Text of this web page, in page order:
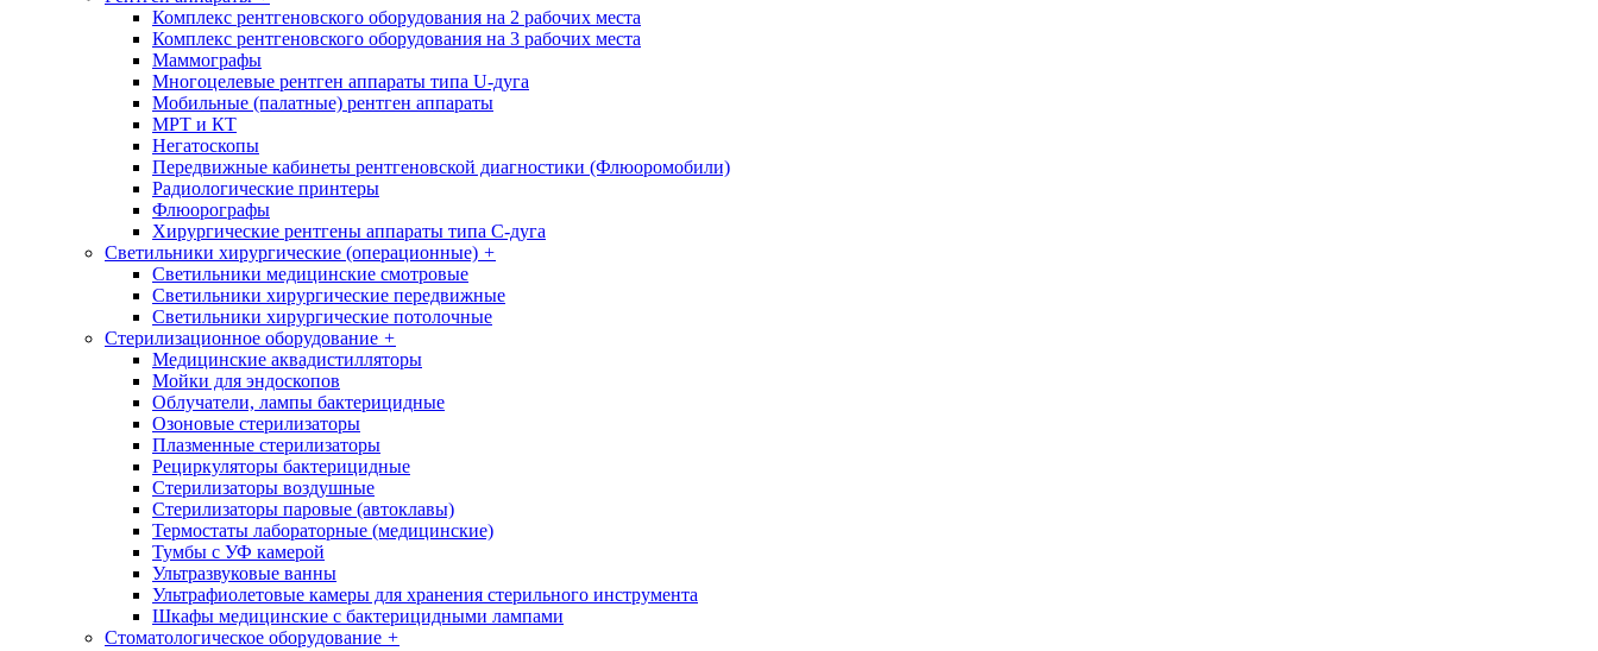
Комплекс рентгеновского оборудования на 2 рабочих места
Комплекс рентгеновского оборудования на 3 рабочих места
Маммографы
Многоцелевые рентген аппараты типа U-дуга
Мобильные (палатные) рентген аппараты
МРТ и КТ
Негатоскопы
Передвижные кабинеты рентгеновской диагностики (Флюоромобили)
Радиологические принтеры
Флюорографы
Хирургические рентгены аппараты типа С-дуга
Светильники хирургические (операционные) +
Светильники медицинские смотровые
Светильники хирургические передвижные
Светильники хирургические потолочные
Стерилизационное оборудование +
Медицинские аквадистилляторы
Мойки для эндоскопов
Облучатели, лампы бактерицидные
Озоновые стерилизаторы
Плазменные стерилизаторы
Рециркуляторы бактерицидные
Стерилизаторы воздушные
Стерилизаторы паровые (автоклавы)
Термостаты лабораторные (медицинские)
Тумбы с УФ камерой
Ультразвуковые ванны
Ультрафиолетовые камеры для хранения стерильного инструмента
Шкафы медицинские с бактерицидными лампами
Стоматологическое оборудование +